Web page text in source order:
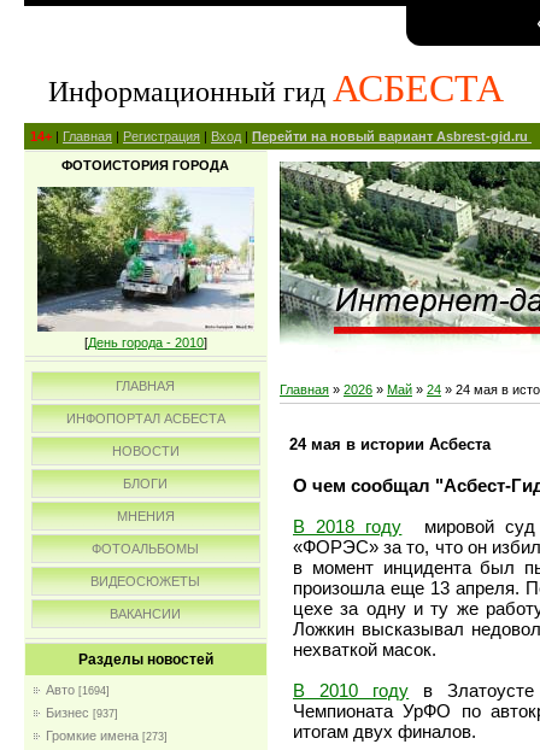
Информационный гид АСБЕСТА
14+ | Главная | Регистрация | Вход | Перейти на новый вариант Asbrest-gid.ru
ФОТОИСТОРИЯ ГОРОДА
[День города - 2010]
ГЛАВНАЯ
ИНФОПОРТАЛ АСБЕСТА
НОВОСТИ
БЛОГИ
МНЕНИЯ
ФОТОАЛЬБОМЫ
ВИДЕОСЮЖЕТЫ
ВАКАНСИИ
Разделы новостей
Авто [1694]
Бизнес [937]
Громкие имена [273]
Главная » 2026 » Май » 24 » 24 мая в
24 мая в истории Асбеста
О чем сообщал "Асбест-
В 2018 году мировой суд
«ФОРЭС» за то, что он избил
в момент инцидента был
произошла еще 13 апреля.
цехе за одну и ту же
Ложкин высказывал
нехваткой масок.
В 2010 году в
Чемпионата УрФО по
итогам двух финалов.